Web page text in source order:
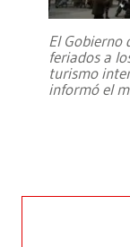
El Gobierno
feriados a
turismo
informó el